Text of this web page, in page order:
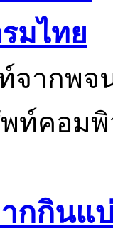
มไทย
จากพจ
ท์คอม
กกินแ